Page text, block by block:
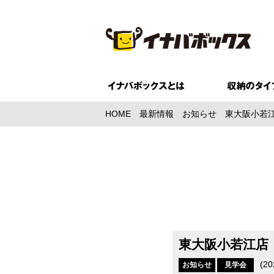
HOME 最新情報 お知らせ 東大阪小若
東大阪小若江
お知らせ 見学会 (